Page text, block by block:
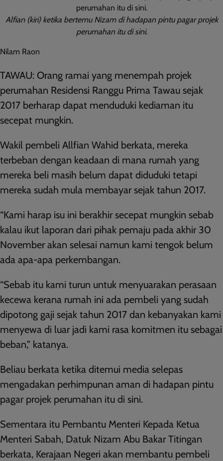
Alfian (kiri) ketika bertemu Nizam di hadapan pintu pagar projek
perumahan itu di sini.
Nilam Raon
TAWAU: Orang ramai yang menempah projek
perumahan Residensi Ranggu Prima Tawau sejak
2017 berharap dapat menduduki kediaman itu
secepat mungkin.
Wakil pembeli Allfian Wahid berkata, mereka
terbeban dengan keadaan di mana rumah yang
mereka beli masih belum dapat diduduki tetapi
mereka sudah mula membayar sejak tahun 2017.
“Kami harap isu ini berakhir secepat mungkin sebab
kalau ikut laporan dari pihak pemaju pada akhir 30
November akan selesai namun kami tengok belum
ada apa-apa perkembangan.
“Sebab itu kami turun untuk menyuarakan perasaan
kecewa kerana rumah ini ada pembeli yang sudah
dipotong gaji sejak tahun 2017 dan kebanyakan kami
menyewa di luar jadi kami rasa komitmen itu sebagai
beban,” katanya.
Beliau berkata ketika ditemui media selepas
mengadakan perhimpunan aman di hadapan pintu
pagar projek perumahan itu di sini.
Sementara itu Pembantu Menteri Kepada Ketua
Menteri Sabah, Datuk Nizam Abu Bakar Titingan
berkata, Kerajaan Negeri akan membantu pembeli